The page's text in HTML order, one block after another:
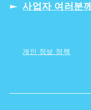
사업자 여러분께
개인 정보 정책